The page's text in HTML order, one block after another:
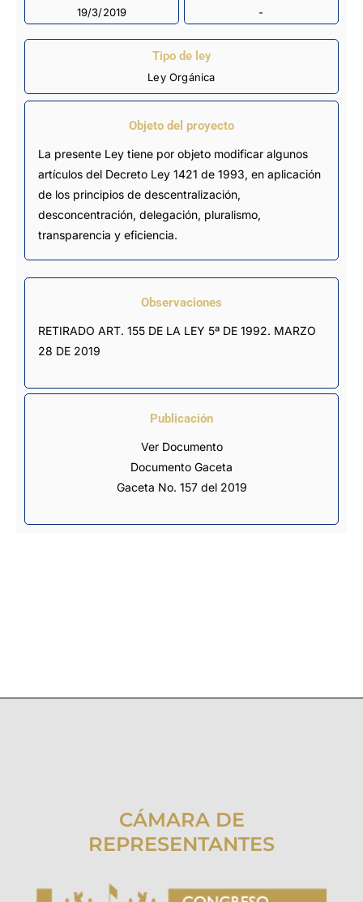
19/3/2019 -
Tipo de ley
Ley Orgánica
Objeto del proyecto
La presente Ley tiene por objeto modificar algunos
artículos del Decreto Ley 1421 de 1993, en aplicación
de los principios de descentralización,
desconcentración, delegación, pluralismo,
transparencia y eficiencia.
Observaciones
RETIRADO ART. 155 DE LA LEY 5ª DE 1992. MARZO
28 DE 2019
Publicación
Ver Documento
Documento Gaceta
Gaceta No. 157 del 2019
CÁMARA DE
REPRESENTANTES